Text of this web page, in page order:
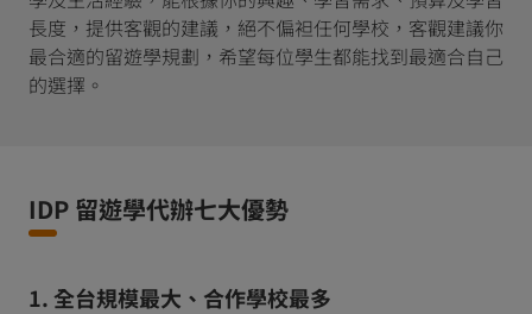
長度，提供客觀的建議，絕不偏袒任何學校，客觀建議你
最合適的留遊學規劃，希望每位學生都能找到最適合自己
的選擇。
IDP 留遊學代辦七大優勢
1. 全台規模最大、合作學校最多